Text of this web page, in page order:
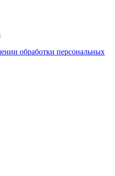
обработки персональных